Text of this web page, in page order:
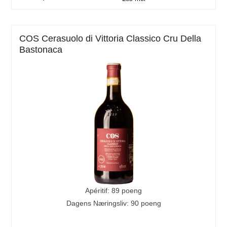
COS Cerasuolo di Vittoria Classico Cru Della
Bastonaca
Apéritif: 89 poeng
Dagens Næringsliv: 90 poeng